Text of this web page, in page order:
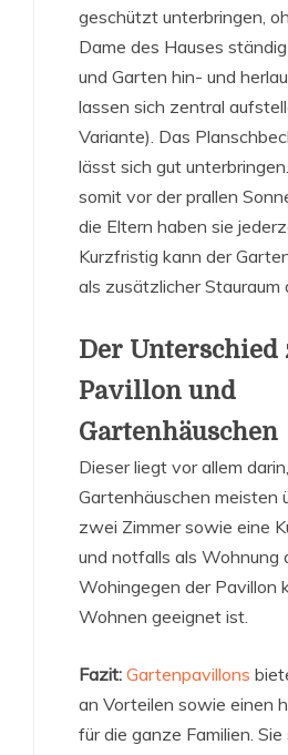
geschützt unterbringen,
Dame des Hauses
und Garten hin- und
lassen sich zentral
Variante). Das
lässt sich gut
somit vor der prallen
die Eltern haben sie
Kurzfristig kann der
als zusätzlicher Stauraum
Der Unterschied
Pavillon und
Gartenhäuschen
Dieser liegt vor allem
Gartenhäuschen meisten
zwei Zimmer sowie eine
und notfalls als Wohnung
Wohingegen der Pavillon
Wohnen geeignet ist.
Fazit: Gartenpavillons
an Vorteilen sowie einen
für die ganze Familien.